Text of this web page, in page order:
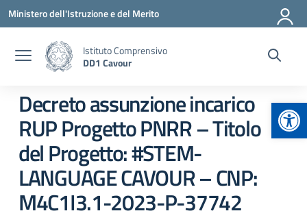
Vai ai contenuti
Vai al menu di navigazione
Vai al footer
Ministero dell'Istruzione e del Merito
Istituto Comprensivo
DD1 Cavour
Decreto assunzione incarico
RUP Progetto PNRR – Titolo
del Progetto: #STEM-
LANGUAGE CAVOUR – CNP:
M4C1I3.1-2023-P-37742